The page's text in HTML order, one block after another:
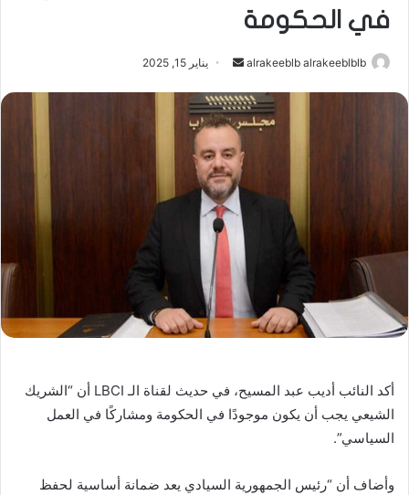
في الحكومة
alrakeeblb alrakeeblblb
أرسل
إلكترونيا
يناير 15, 2025
أكد النائب أديب عبد المسيح، في حديث لقناة الـ LBCI أن “الشريك
الشيعي يجب أن يكون موجودًا في الحكومة ومشاركًا في العمل
السياسي”.
وأضاف أن “رئيس الجمهورية السيادي يعد ضمانة أساسية لحفظ